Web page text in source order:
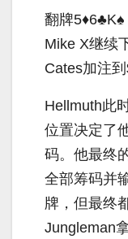
翻牌5♦6♣K♠
Mike X继续
Cates加注到
Hellmuth此
位置决定了
码。他最终
全部筹码并
牌，但最终
Jungleman